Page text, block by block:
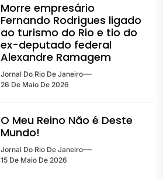
Morre empresário
Fernando Rodrigues ligado
ao turismo do Rio e tio do
ex-deputado federal
Alexandre Ramagem
Jornal Do Rio De Janeiro
26 De Maio De 2026
O Meu Reino Não é Deste
Mundo!
Jornal Do Rio De Janeiro
15 De Maio De 2026